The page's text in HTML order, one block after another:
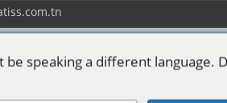
speaking a different language.